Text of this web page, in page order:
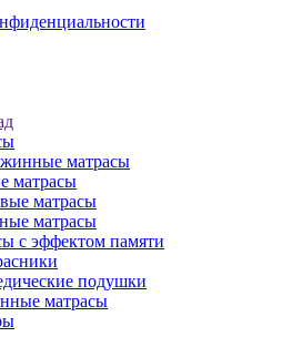
матрасы
матрасы
матрасы
матрасы
с эффектом памяти
подушки
матрасы